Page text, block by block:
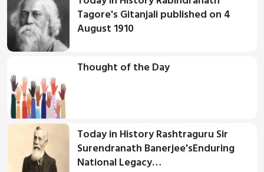
Tagore's Gitanjali published on 4
August 1910
Thought of the Day
Today in History Rashtraguru Sir
Surendranath Banerjee'sEnduring
National Legacy…